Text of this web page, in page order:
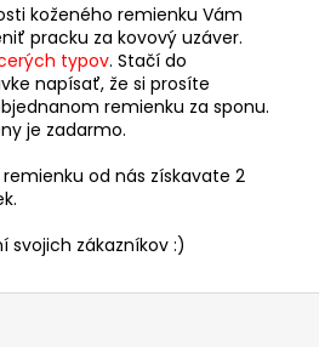
koženého remienku Vám
pracku za kovový uzáver.
typov. Stačí do
napísať, že si prosíte
remienku za sponu.
je zadarmo.
od nás získavate 2
svojich zákazníkov :)